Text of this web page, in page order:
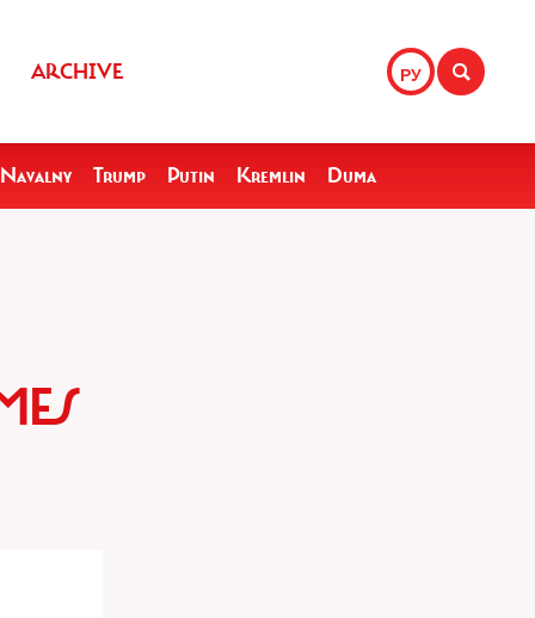
РУ
ARCHIVE
Navalny Trump Putin Kremlin Duma